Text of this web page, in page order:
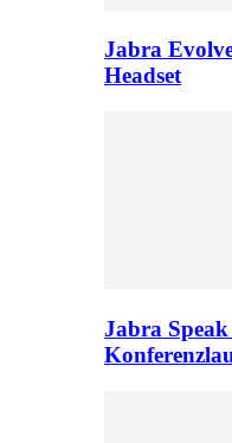
Jabra
Headset
Jabra